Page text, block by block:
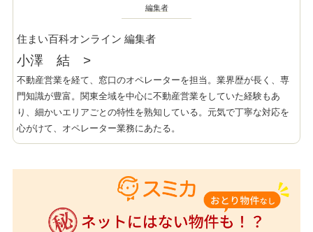
編集者
住まい百科オンライン 編集者
小澤 結 >
不動産営業を経て、窓口のオペレーターを担当。業界歴が長く、専
門知識が豊富。関東全域を中心に不動産営業をしていた経験もあ
り、細かいエリアごとの特性を熟知している。元気で丁寧な対応を
心がけて、オペレーター業務にあたる。